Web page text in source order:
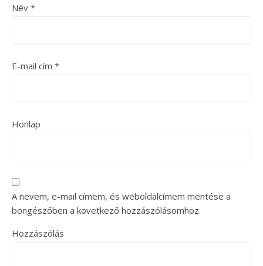
Név *
E-mail cím *
Honlap
A nevem, e-mail címem, és weboldalcímem mentése a
böngészőben a következő hozzászólásomhoz.
Hozzászólás